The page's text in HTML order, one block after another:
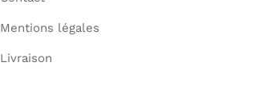
Mentions légales
Livraison